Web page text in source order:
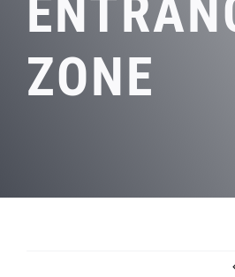
Basic Infrastructures
Permits & Licensing
ZONE